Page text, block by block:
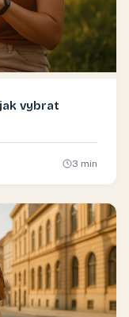
vybrat
3 min